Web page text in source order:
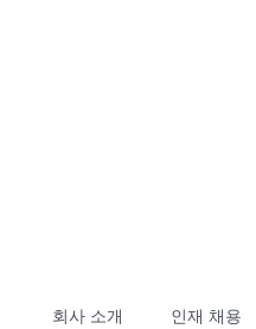
회사 소개 인재 채용